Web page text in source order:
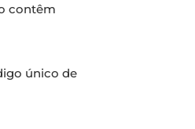
contêm
único de